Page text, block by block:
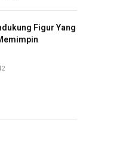
Figur Yang